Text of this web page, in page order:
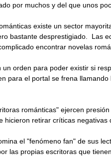
por muchos y del que unos
existe un sector
bastante desprestigiado. Las
encontrar novelas
orden para poder existir si
para el portal se frena llamando
románticas" ejercen
hicieron retirar críticas negativas
el "fenómeno fan" de sus
las propias escritoras que